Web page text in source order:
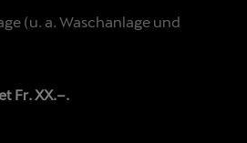
(u. a. Waschanlage und
Fr. XX.–.